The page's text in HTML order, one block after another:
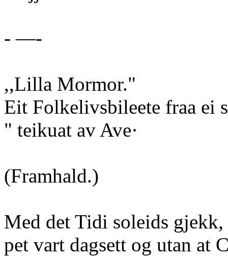
- —-
,,Lilla Mormor."
Eit Folkelivsbileete fraa ei
" teikuat av Ave·
(Framhald.)
Med det Tidi soleids
pet vart dagsett og utan at